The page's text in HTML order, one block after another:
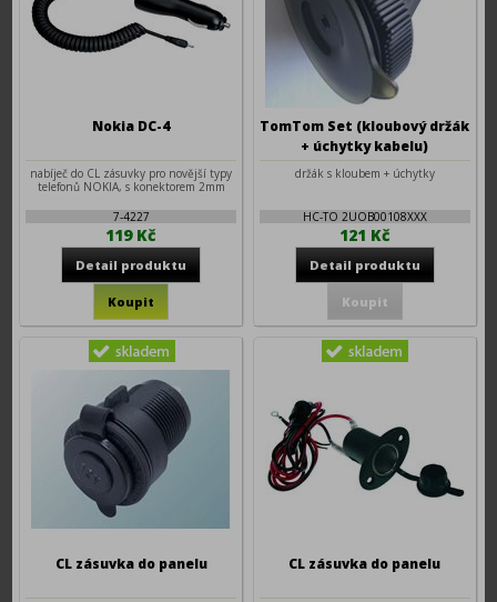
Nokia DC-4
nabíječ do CL zásuvky pro novější typy
telefonů NOKIA, s konektorem 2mm
7-4227
119 Kč
TomTom Set (kloubový držák
+ úchytky kabelu)
držák s kloubem + úchytky
HC-TO 2UOB00108XXX
121 Kč
CL zásuvka do panelu CL zásuvka do panelu